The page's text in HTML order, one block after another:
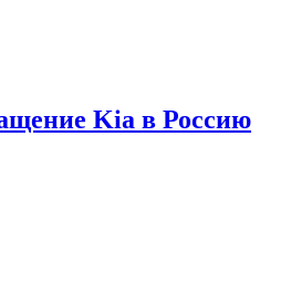
Kia в Россию